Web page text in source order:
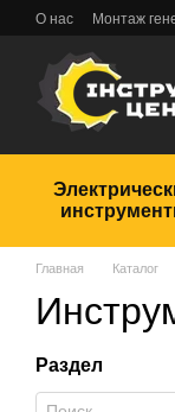
Перейти к
О нас Монтаж
Главная Каталог
Раздел